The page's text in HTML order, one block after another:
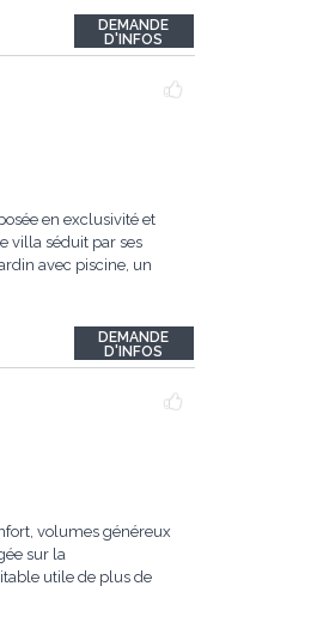
DEMANDE
D'INFOS
en exclusivité et
villa séduit par ses
avec piscine, un
DEMANDE
D'INFOS
volumes généreux
sur la
utile de plus de